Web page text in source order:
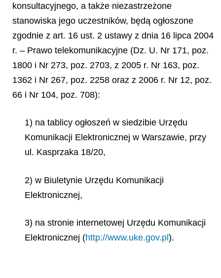
konsultacyjnego, a także niezastrzeżone
stanowiska jego uczestników, będą ogłoszone
zgodnie z art. 16 ust. 2 ustawy z dnia 16 lipca 2004
r. – Prawo telekomunikacyjne (Dz. U. Nr 171, poz.
1800 i Nr 273, poz. 2703, z 2005 r. Nr 163, poz.
1362 i Nr 267, poz. 2258 oraz z 2006 r. Nr 12, poz.
66 i Nr 104, poz. 708):
1) na tablicy ogłoszeń w siedzibie Urzędu
Komunikacji Elektronicznej w Warszawie, przy
ul. Kasprzaka 18/20,
2) w Biuletynie Urzędu Komunikacji
Elektronicznej,
3) na stronie internetowej Urzędu Komunikacji
Elektronicznej (http://www.uke.gov.pl ).